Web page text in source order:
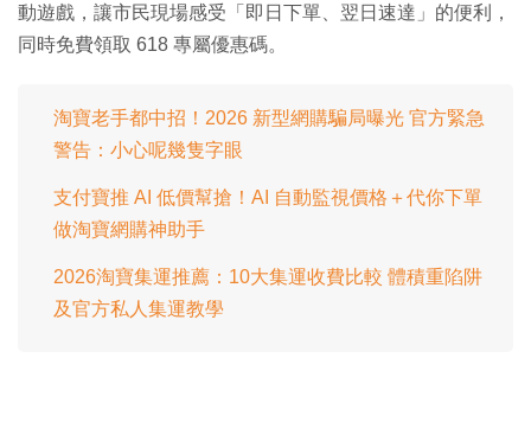
動遊戲，讓市民現場感受「即日下單、翌日速達」的便利，
同時免費領取 618 專屬優惠碼。
淘寶老手都中招！2026 新型網購騙局曝光 官方緊急
警告：小心呢幾隻字眼
支付寶推 AI 低價幫搶！AI 自動監視價格＋代你下單
做淘寶網購神助手
2026淘寶集運推薦：10大集運收費比較 體積重陷阱
及官方私人集運教學